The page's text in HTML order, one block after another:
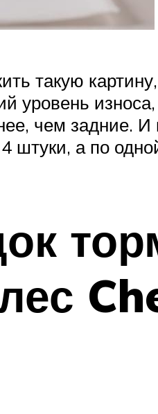
такую
уровень
чем задние. И
штуки, а по